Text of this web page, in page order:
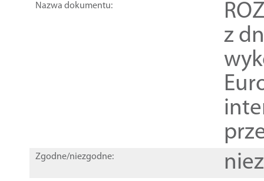
Nazwa dokumentu:
z
Zgodne/niezgodne: